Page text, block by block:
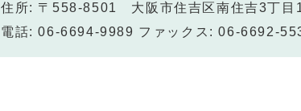
住所: 〒558-8501 大阪市住吉区南住吉3丁目
電話: 06-6694-9989 ファックス: 06-6692-